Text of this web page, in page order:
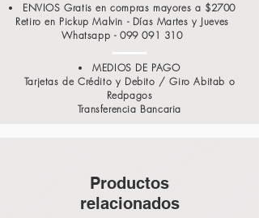
ENVIOS Gratis en compras mayores a $2700
Retiro en Pickup Malvin - Días Martes y Jueves
Whatsapp - 099 091 310
MEDIOS DE PAGO
Tarjetas de Crédito y Debito / Giro Abitab o
Redpagos
Transferencia Bancaria
Productos
relacionados